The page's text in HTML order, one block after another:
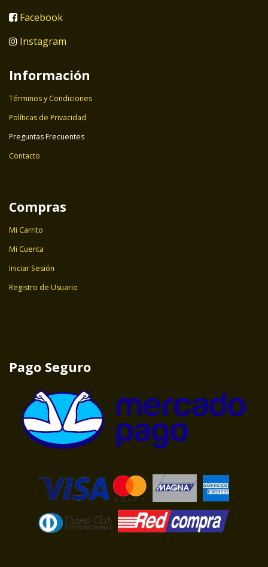
Facebook
Instagram
Información
Términos y Condiciones
Políticas de Privacidad
Preguntas Frecuentes
Contacto
Compras
Mi Carrito
Mi Cuenta
Iniciar Sesión
Registro de Usuario
Pago Seguro